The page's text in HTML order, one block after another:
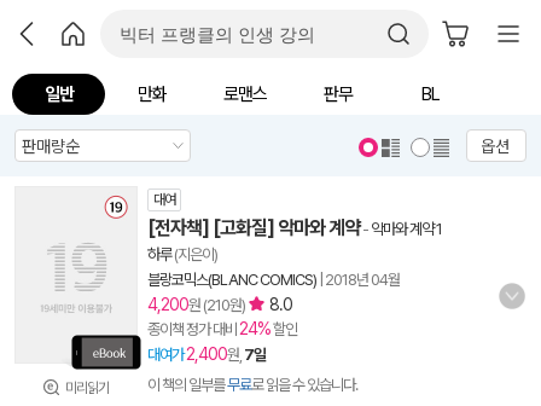
일반 만화 로맨스 판무 BL
옵션
미리읽기
대여
[전자책] [고화질] 악마와 계약- 악마와 계약 1
하루(지은이)
블랑코믹스(BLANC COMICS) 2018년 04월
4,200원 (210원) 8.0
종이책 정가 대비 24%할인
대여가 2,400원, 7일
이 책의 일부를무료로 읽을 수 있습니다.